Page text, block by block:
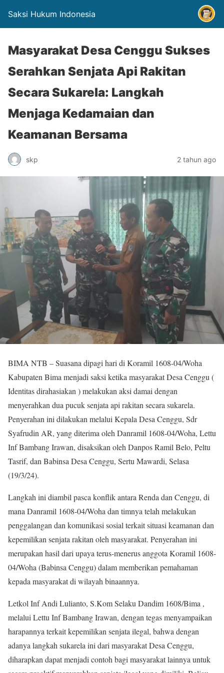
Saksi Hukum Indonesia
Masyarakat Desa Cenggu Sukses
Serahkan Senjata Api Rakitan
Secara Sukarela: Langkah
Menjaga Kedamaian dan
Keamanan Bersama
skp 2 tahun ago
BIMA NTB – Suasana dipagi hari di Koramil 1608-04/Woha
Kabupaten Bima menjadi saksi ketika masyarakat Desa Cenggu (
Identitas dirahasiakan ) melakukan aksi damai dengan
menyerahkan dua pucuk senjata api rakitan secara sukarela.
Penyerahan ini dilakukan melalui Kepala Desa Cenggu, Sdr
Syafrudin AR, yang diterima oleh Danramil 1608-04/Woha, Lettu
Inf Bambang Irawan, disaksikan oleh Danpos Ramil Belo, Peltu
Tasrif, dan Babinsa Desa Cenggu, Sertu Mawardi, Selasa
(19/3/24).
Langkah ini diambil pasca konflik antara Renda dan Cenggu, di
mana Danramil 1608-04/Woha dan timnya telah melakukan
penggalangan dan komunikasi sosial terkait situasi keamanan dan
kepemilikan senjata rakitan oleh masyarakat. Penyerahan ini
merupakan hasil dari upaya terus-menerus anggota Koramil 1608-
04/Woha (Babinsa Cenggu) dalam memberikan pemahaman
kepada masyarakat di wilayah binaannya.
Letkol Inf Andi Lulianto, S.Kom Selaku Dandim 1608/Bima ,
melalui Lettu Inf Bambang Irawan, dengan tegas menyampaikan
harapannya terkait kepemilikan senjata ilegal, bahwa dengan
adanya langkah sukarela ini dari masyarakat Desa Cenggu,
diharapkan dapat menjadi contoh bagi masyarakat lainnya untuk